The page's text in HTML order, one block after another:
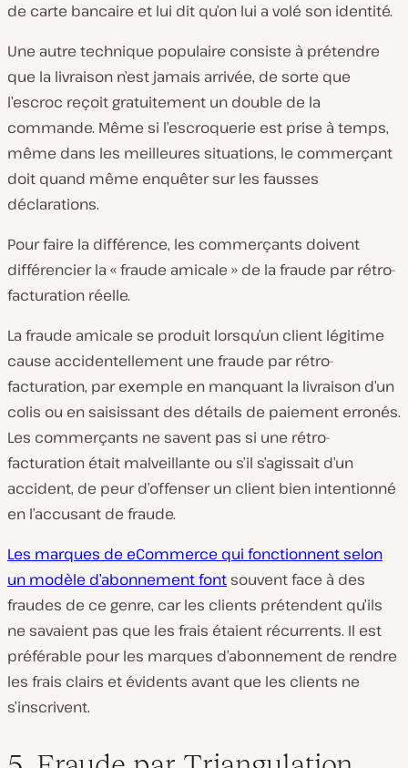
de carte bancaire et lui dit qu’on lui a volé son identité.
Une autre technique populaire consiste à prétendre
que la livraison n’est jamais arrivée, de sorte que
l’escroc reçoit gratuitement un double de la
commande. Même si l’escroquerie est prise à temps,
même dans les meilleures situations, le commerçant
doit quand même enquêter sur les fausses
déclarations.
Pour faire la différence, les commerçants doivent
différencier la « fraude amicale » de la fraude par rétro-
facturation réelle.
La fraude amicale se produit lorsqu’un client légitime
cause accidentellement une fraude par rétro-
facturation, par exemple en manquant la livraison d’un
colis ou en saisissant des détails de paiement erronés.
Les commerçants ne savent pas si une rétro-
facturation était malveillante ou s’il s’agissait d’un
accident, de peur d’offenser un client bien intentionné
en l’accusant de fraude.
Les marques de eCommerce qui fonctionnent selon
un modèle d’abonnement font souvent face à des
fraudes de ce genre, car les clients prétendent qu’ils
ne savaient pas que les frais étaient récurrents. Il est
préférable pour les marques d’abonnement de rendre
les frais clairs et évidents avant que les clients ne
s’inscrivent.